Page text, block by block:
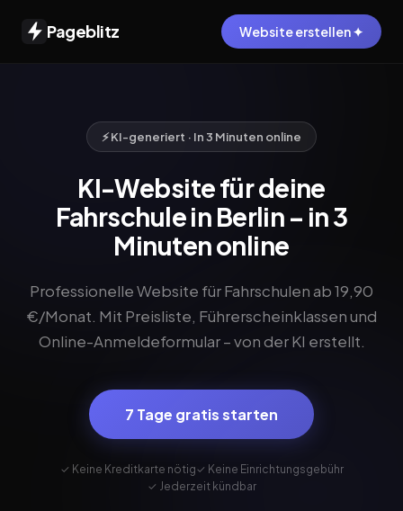
Pageblitz Website erstellen ✦
⚡ KI-generiert · In 3 Minuten online
KI-Website für deine
Fahrschule in Berlin – in 3
Minuten online
Professionelle Website für Fahrschulen ab 19,90
€/Monat. Mit Preisliste, Führerscheinklassen und
Online-Anmeldeformular – von der KI erstellt.
7 Tage gratis starten
✓ Keine Kreditkarte nötig✓ Keine Einrichtungsgebühr
✓ Jederzeit kündbar